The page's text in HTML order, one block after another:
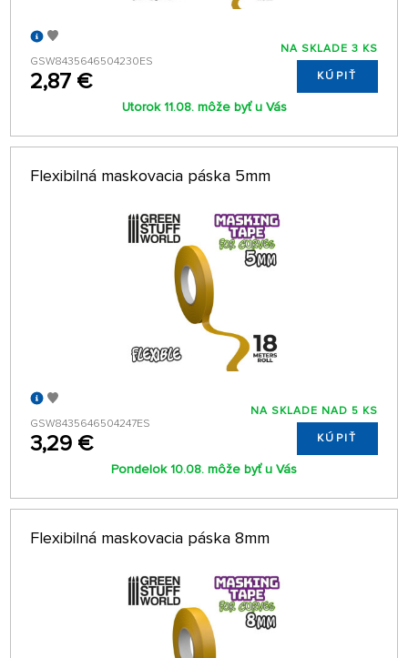
GSW8435646504230ES
2,87 €
NA SKLADE 3 KS
KÚPIŤ
Utorok 11.08. môže byť u Vás
Flexibilná maskovacia páska 5mm
GSW8435646504247ES
3,29 €
NA SKLADE NAD 5 KS
KÚPIŤ
Pondelok 10.08. môže byť u Vás
Flexibilná maskovacia páska 8mm